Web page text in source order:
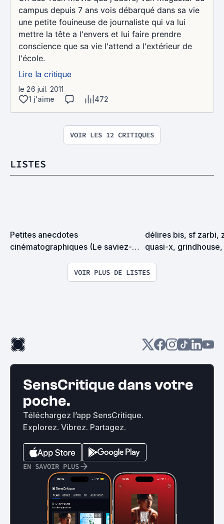
campus depuis 7 ans vois débarqué dans sa vie
une petite fouineuse de journaliste qui va lui
mettre la tête a l'envers et lui faire prendre
conscience que sa vie l'attend a l'extérieur de
l'école.
Lire la critique
le 26 juil. 2011
1 j'aime
472
VOIR LES 12 CRITIQUES
LISTES
Petites anecdotes
cinématographiques (Le saviez-
délires bis, sf zarbi,
quasi-x,
VOIR PLUS DE LISTES
SensCritique dans votre
poche.
Téléchargez l’app SensCritique.
Explorez. Vibrez. Partagez.
EN SAVOIR PLUS